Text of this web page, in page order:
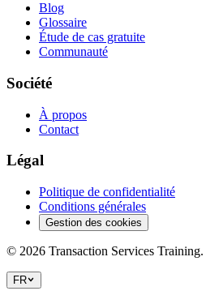
Blog
Glossaire
Étude de cas gratuite
Communauté
Société
À propos
Contact
Légal
Politique de confidentialité
Conditions générales
Gestion des cookies
© 2026 Transaction Services Training.
FR